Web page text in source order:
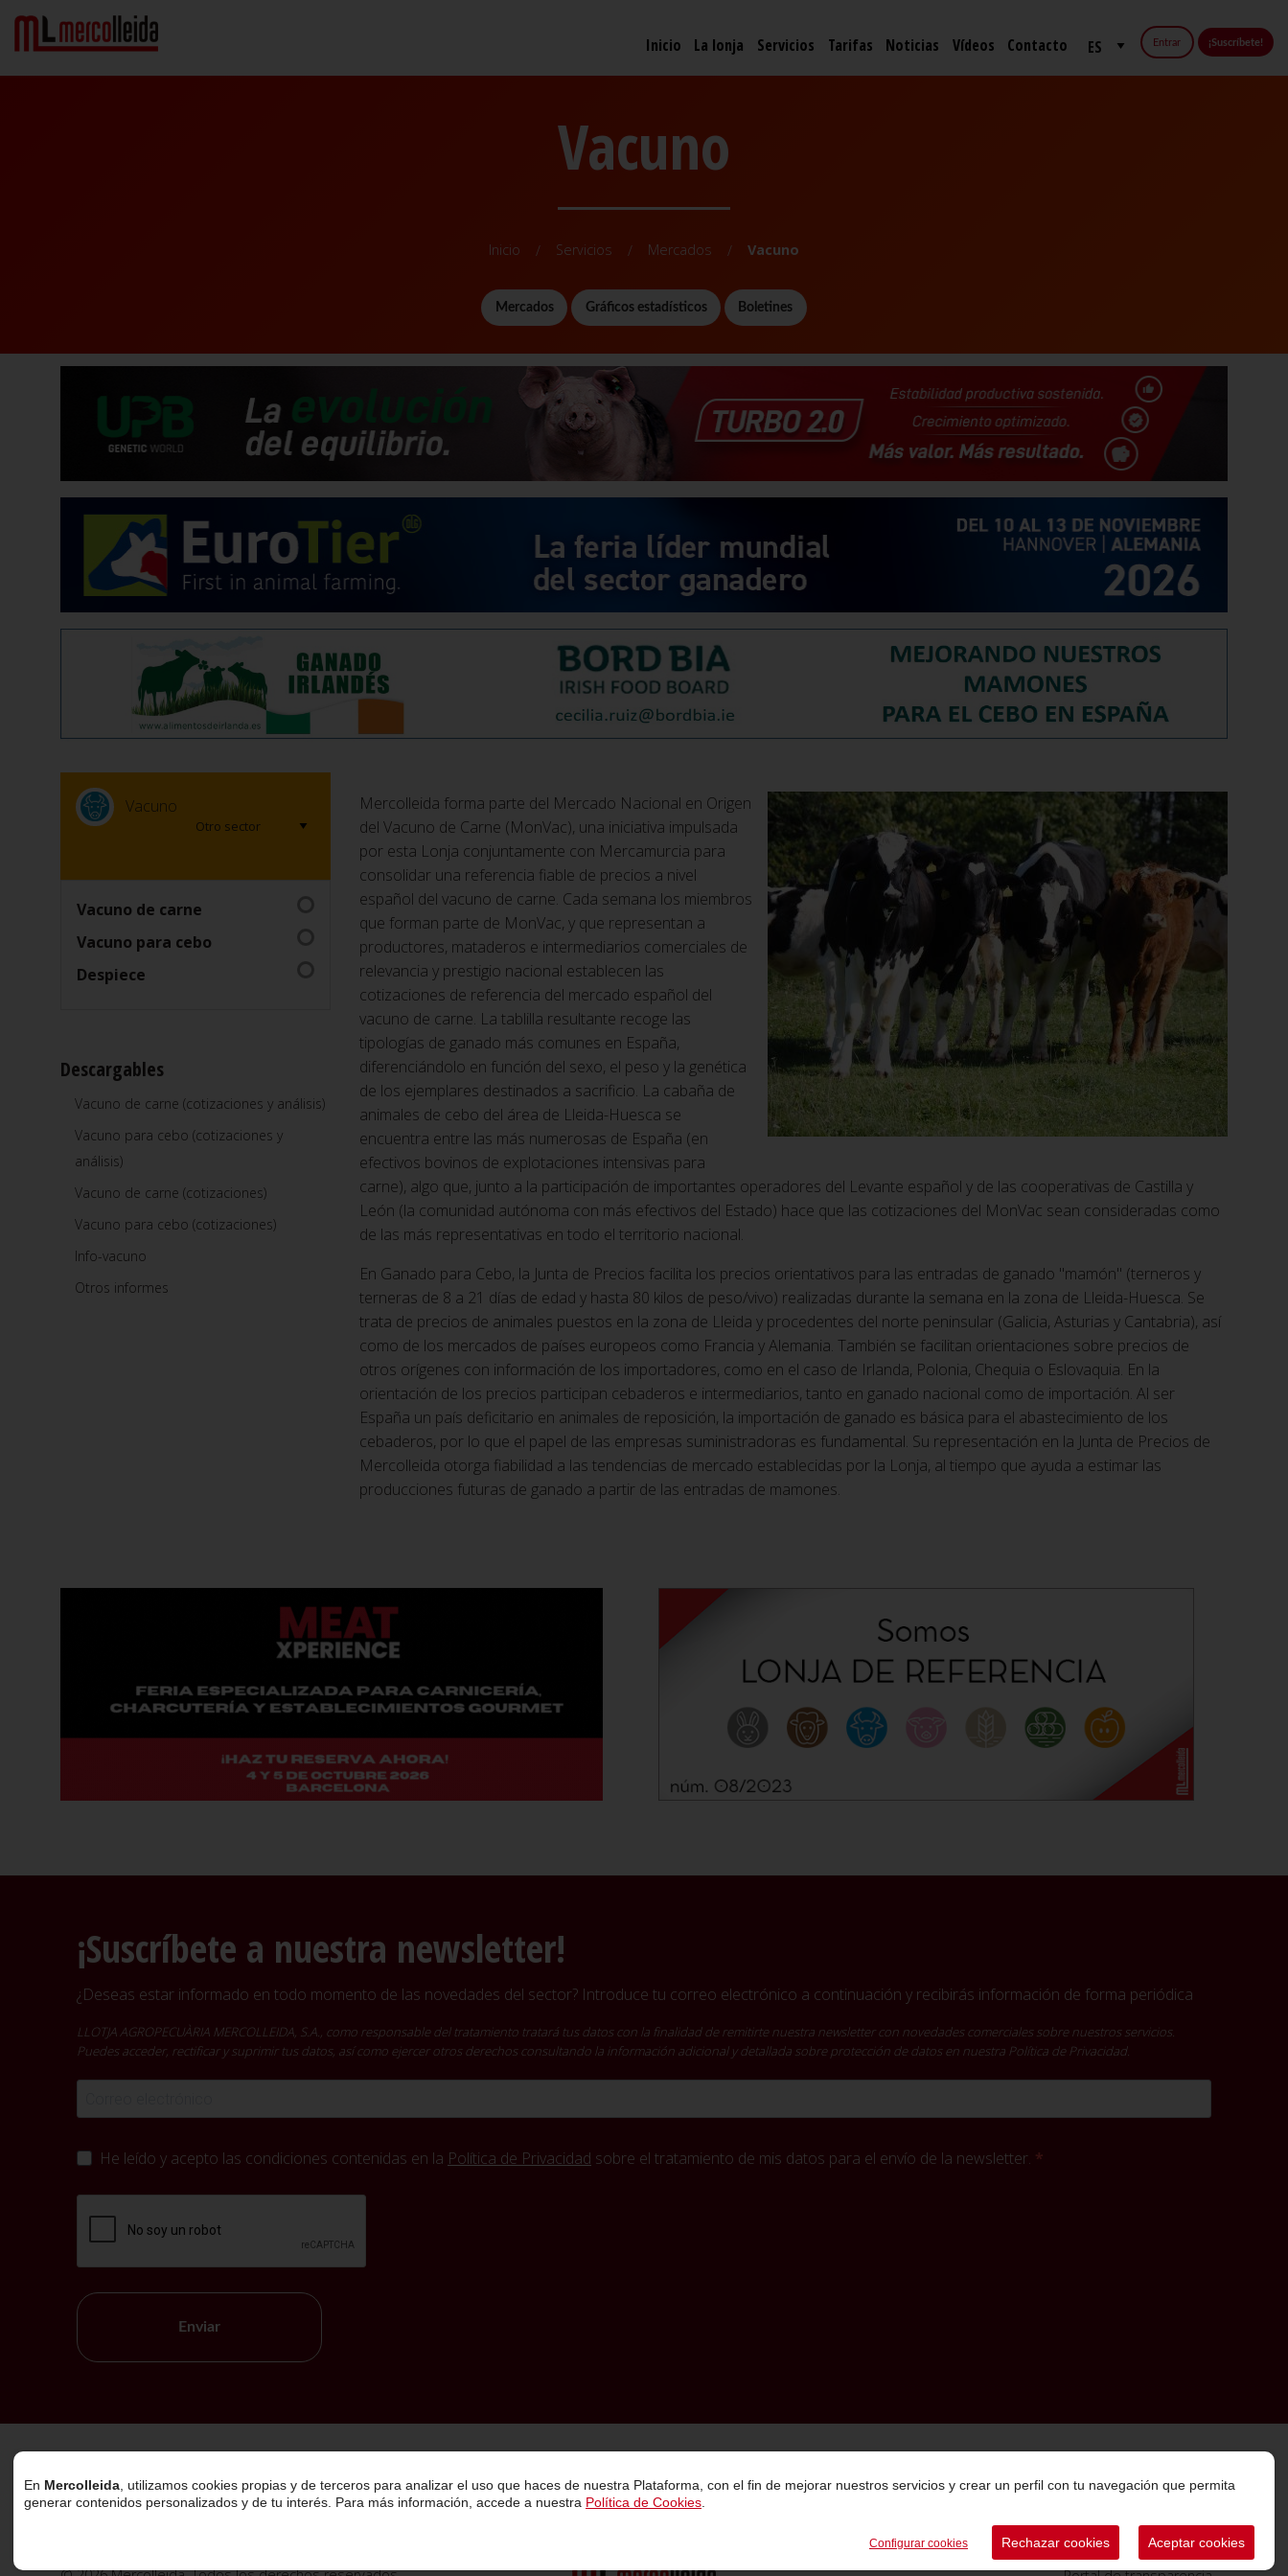
Entrar ¡Suscríbete!
Inicio La lonja Servicios Tarifas Noticias Vídeos Contacto
Vacuno
Inicio Servicios Mercados Vacuno
Mercados Gráficos estadísticos Boletines
Vacuno
Vacuno de carne
Vacuno para cebo
Despiece
Descargables
Vacuno de carne (cotizaciones y análisis)
Vacuno para cebo (cotizaciones y
análisis)
Vacuno de carne (cotizaciones)
Vacuno para cebo (cotizaciones)
Info-vacuno
Otros informes
Mercolleida forma parte del Mercado Nacional en Origen
del Vacuno de Carne (MonVac), una iniciativa impulsada
por esta Lonja conjuntamente con Mercamurcia para
consolidar una referencia fiable de precios a nivel
español del vacuno de carne. Cada semana los miembros
que forman parte de MonVac, y que representan a
productores, mataderos e intermediarios comerciales de
relevancia y prestigio nacional establecen las
cotizaciones de referencia del mercado español del
vacuno de carne. La tablilla resultante recoge las
tipologías de ganado más comunes en España,
diferenciándolo en función del sexo, el peso y la genética
de los ejemplares destinados a sacrificio. La cabaña de
animales de cebo del área de Lleida-Huesca se
encuentra entre las más numerosas de España (en
efectivos bovinos de explotaciones intensivas para
carne), algo que, junto a la participación de importantes operadores del Levante español y de las cooperativas de Castilla y
León (la comunidad autónoma con más efectivos del Estado) hace que las cotizaciones del MonVac sean consideradas como
de las más representativas en todo el territorio nacional.
En Ganado para Cebo, la Junta de Precios facilita los precios orientativos para las entradas de ganado "mamón" (terneros y
terneras de 8 a 21 días de edad y hasta 80 kilos de peso/vivo) realizadas durante la semana en la zona de Lleida-Huesca. Se
trata de precios de animales puestos en la zona de Lleida y procedentes del norte peninsular (Galicia, Asturias y Cantabria), así
como de los mercados de países europeos como Francia y Alemania. También se facilitan orientaciones sobre precios de
otros orígenes con información de los importadores, como en el caso de Irlanda, Polonia, Chequia o Eslovaquia. En la
orientación de los precios participan cebaderos e intermediarios, tanto en ganado nacional como de importación. Al ser
España un país deficitario en animales de reposición, la importación de ganado es básica para el abastecimiento de los
cebaderos, por lo que el papel de las empresas suministradoras es fundamental. Su representación en la Junta de Precios de
Mercolleida otorga fiabilidad a las tendencias de mercado establecidas por la Lonja, al tiempo que ayuda a estimar las
producciones futuras de ganado a partir de las entradas de mamones.
¡Suscríbete a nuestra newsletter!
¿Deseas estar informado en todo momento de las novedades del sector? Introduce tu correo electrónico a continuación y recibirás información de forma periódica
LLOTJA AGROPECUÀRIA MERCOLLEIDA, S.A., como responsable del tratamiento tratará tus datos con la finalidad de remitirte nuestra newsletter con novedades comerciales sobre nuestros servicios.
Puedes acceder, rectificar y suprimir tus datos, así como ejercer otros derechos consultando la información adicional y detallada sobre protección de datos en nuestra Política de Privacidad.
He leído y acepto las condiciones contenidas en la Política de Privacidad sobre el tratamiento de mis datos para el envío de la newsletter.
Enviar
En Mercolleida , utilizamos cookies propias y de terceros para analizar el uso que haces de nuestra Plataforma, con el fin de mejorar nuestros servicios y crear un perfil con tu navegación que permita
generar contenidos personalizados y de tu interés. Para más información, accede a nuestra Política de Cookies
Configurar cookies Rechazar cookies Aceptar cookies